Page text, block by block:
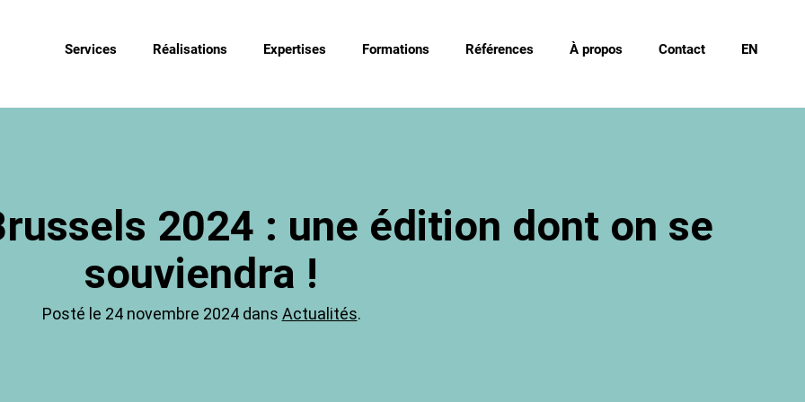
Services Réalisations Expertises Formations Références À propos Contact EN
2024 : une édition dont on se
souviendra !
Posté le 24 novembre 2024 dans Actualités.